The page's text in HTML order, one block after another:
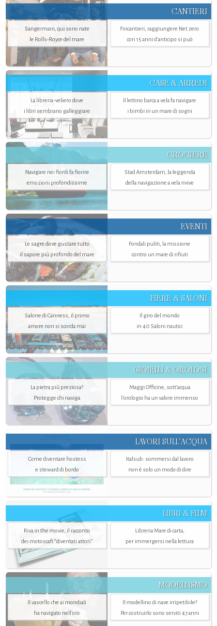
CANTIERI
Sangermani, qui sono nate
le Rolls-Royce del mare
Fincantieri, raggiungere Net zero
con 15 anni d'anticipo si può
CASE & ARREDI
La libreria-veliero dove
i libri sembrano galleggiare
Il lettino barca a vela fa navigare
i bimbi in un mare di sogni
CROCIERE
Navigare nei fiordi fa fiorire
emozioni profondissime
Stad Amsterdam, la leggenda
della navigazione a vela rivive
EVENTI
Le sagre dove gustare tutto
il sapore più profondo del mare
Fondali puliti, la missione
contro un mare di rifiuti
FIERE & SALONI
Salone di Canness, il primo
amore non si scorda mai
Il giro del mondo
in 40 Saloni nautici
GIOIELLI & OROLOGI
La pietra più preziosa?
Protegge chi naviga
Maggi Officine, sott’acqua
l'orologio ha un valore immenso
LAVORI SULL’ACQUA
Come diventare hostess
e steward di bordo
Italsub: sommersi dal lavoro
non è solo un modo di dire
LIBRI & FILM
Riva in the movie, il racconto
dei motoscafi “diventati attori”
Libreria Mare di carta,
per immergersi nella lettura
MODELLISMO
Il vascello che ai mondiali
ha navigato nell’oro
Il modellino di nave irripetibile?
Per costruirlo sono serviti 47 anni